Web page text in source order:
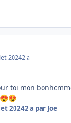
20242 a
toi mon
😍😍
20242 a par Joe